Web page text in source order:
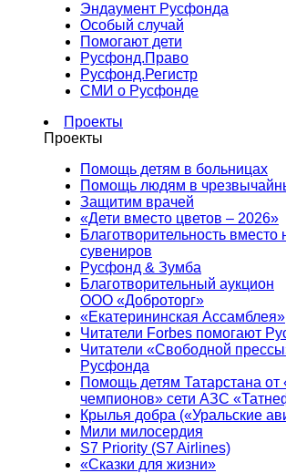
Эндаумент Русфонда
Особый случай
Помогают дети
Русфонд.Право
Русфонд.Регистр
СМИ о Русфонде
Проекты
Проекты
Помощь детям в больницах
Помощь людям в
Защитим врачей
«Дети вместо цветов – 2026»
Благотворительность вместо
сувениров
Русфонд & Зумба
Благотворительный аукцион
ООО «Доброторг»
«Екатерининская Ассамблея»
Читатели Forbes помогают
Читатели «Свободной
Русфонда
Помощь детям Татарстана от
чемпионов» сети АЗС
Крылья добра («Уральские
Мили милосердия
S7 Priority (S7 Airlines)
«Сказки для жизни»